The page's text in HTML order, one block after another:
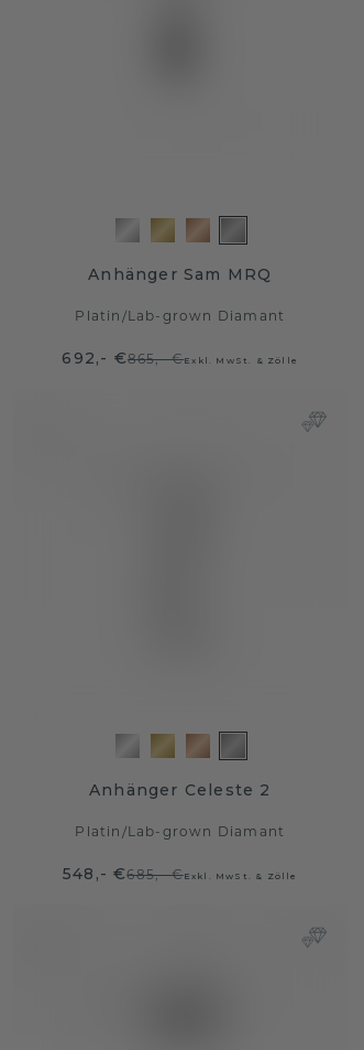
Anhänger Sam MRQ
Platin /Lab-grown Diamant
692,- €865,- €Exkl. MwSt. & Zölle
Anhänger Celeste 2
Platin /Lab-grown Diamant
548,- €685,- €Exkl. MwSt. & Zölle